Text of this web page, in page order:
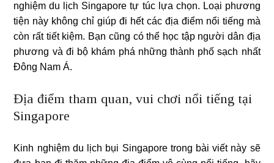
nghiệm du lịch Singapore tự túc lựa chọn. Loại phương
tiện này không chỉ giúp đi hết các địa điểm nổi tiếng mà
còn rất tiết kiệm. Bạn cũng có thể học tập người dân địa
phương và đi bộ khám phá những thành phố sạch nhất
Đông Nam Á.
Địa điểm tham quan, vui chơi nổi tiếng tại
Singapore
Kinh nghiệm du lịch bụi Singapore trong bài viết này sẽ